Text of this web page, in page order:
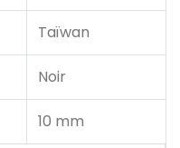
Taïwan
Noir
10 mm